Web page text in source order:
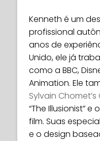
Kenneth é um
profissional
anos de
Unido, ele já
como a BBC,
Animation. Ele
Sylvain Chomet’s
“The Illusionist”
film. Suas
e o design